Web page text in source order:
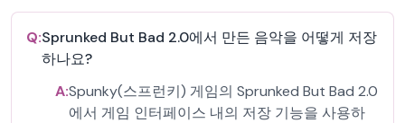
Q:Sprunked But Bad 2.0에서 만든 음악을 어떻게 저장
하나요?
A:Spunky(스프런키) 게임의 Sprunked But Bad 2.0
에서 게임 인터페이스 내의 저장 기능을 사용하